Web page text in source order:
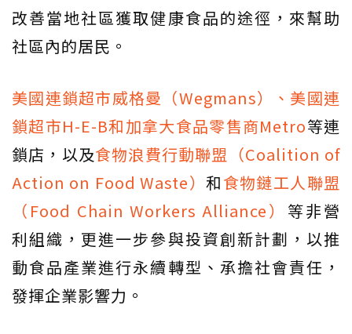
改善當地社區獲取健康食品的途徑，來幫助
社區內的居民。
美國連鎖超市威格曼（Wegmans）、美國連
鎖超市H-E-B和加拿大食品零售商Metro等連
鎖店，以及食物浪費行動聯盟（Coalition of
Action on Food Waste）和食物鏈工人聯盟
（Food Chain Workers Alliance） 等非營
利組織，更進一步參與投資創新計劃，以推
動食品產業進行永續轉型、承擔社會責任，
發揮企業影響力。